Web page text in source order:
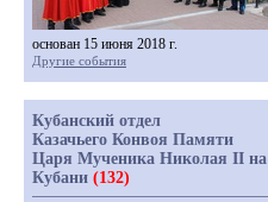
основан 15 июня 2018 г.
Другие события
Кубанский отдел
Казачьего Конвоя Памяти
Царя Мученика Николая II на
Кубани (132)